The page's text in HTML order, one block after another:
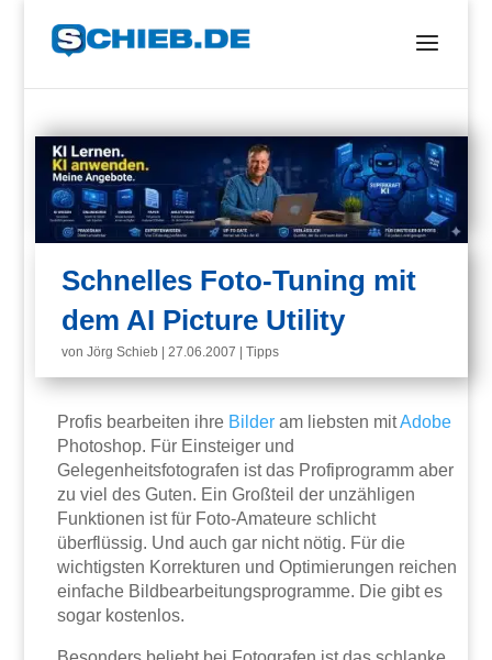
Schnelles Foto-Tuning mit
dem AI Picture Utility
vonJörg Schieb |27.06.2007 |Tipps
Profis bearbeiten ihre Bilder am liebsten mitAdobe
Photoshop. Für Einsteiger und
Gelegenheitsfotografen ist das Profiprogramm aber
zu viel des Guten. Ein Großteil der unzähligen
Funktionen ist für Foto-Amateure schlicht
überflüssig. Und auch gar nicht nötig. Für die
wichtigsten Korrekturen und Optimierungen reichen
einfache Bildbearbeitungsprogramme. Die gibt es
sogar kostenlos.